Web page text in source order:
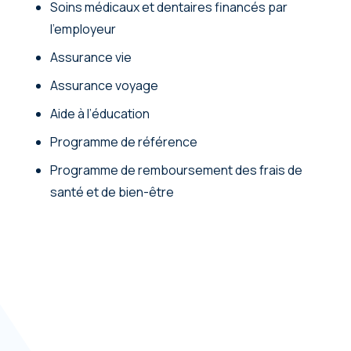
Soins médicaux et dentaires financés par
l’employeur
Assurance vie
Assurance voyage
Aide à l’éducation
Programme de référence
Programme de remboursement des frais de
santé et de bien-être